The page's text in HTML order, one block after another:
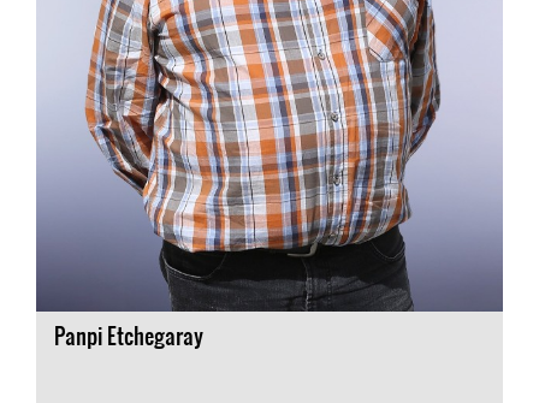
Panpi Etchegaray